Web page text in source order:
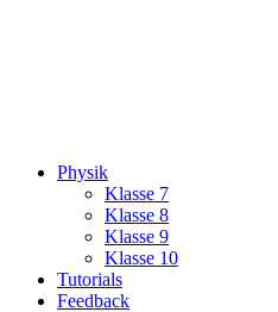
Physik
Klasse 7
Klasse 8
Klasse 9
Klasse 10
Tutorials
Feedback